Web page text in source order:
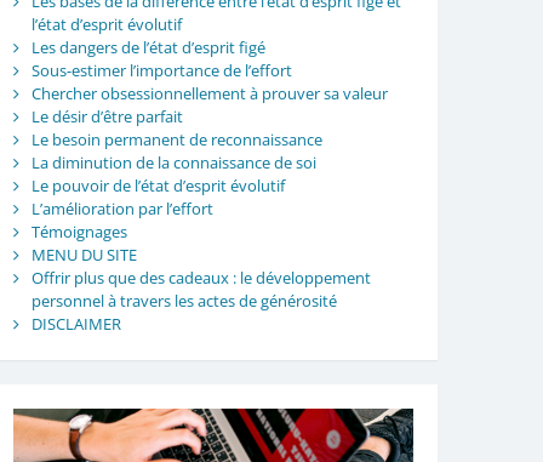
l’état d’esprit évolutif
Les dangers de l’état d’esprit figé
Sous-estimer l’importance de l’effort
Chercher obsessionnellement à prouver sa valeur
Le désir d’être parfait
Le besoin permanent de reconnaissance
La diminution de la connaissance de soi
Le pouvoir de l’état d’esprit évolutif
L’amélioration par l’effort
Témoignages
MENU DU SITE
Offrir plus que des cadeaux : le développement
personnel à travers les actes de générosité
DISCLAIMER